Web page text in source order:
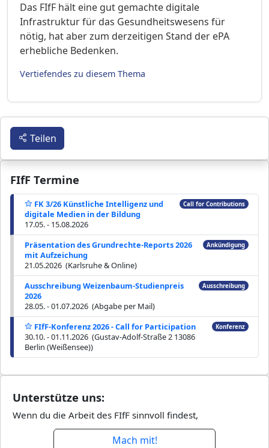
Das FIfF hält eine gut gemachte digitale
Infrastruktur für das Gesundheitswesens für
nötig, hat aber zum derzeitigen Stand der ePA
erhebliche Bedenken.
Vertiefendes zu diesem Thema
FIfF Termine
FK 3/26 Künstliche Intelligenz und
digitale Medien in der Bildung
17.05. - 15.08.2026
Call for Contributions
Präsentation des Grundrechte-Reports 2026
mit Aufzeichung
21.05.2026 (Karlsruhe & Online)
Ankündigung
Ausschreibung Weizenbaum-Studienpreis
2026
28.05. - 01.07.2026 (Abgabe per Mail)
Ausschreibung
FIfF-Konferenz 2026 - Call for Participation
30.10. - 01.11.2026 (Gustav-Adolf-Straße 2 13086
Berlin (Weißensee))
Konferenz
Unterstütze uns:
Wenn du die Arbeit des FIfF sinnvoll findest,
Mach mit!
Teilen